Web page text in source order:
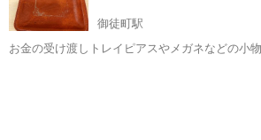
御徒町駅
お金の受け渡しトレイピアスやメガネなどの小